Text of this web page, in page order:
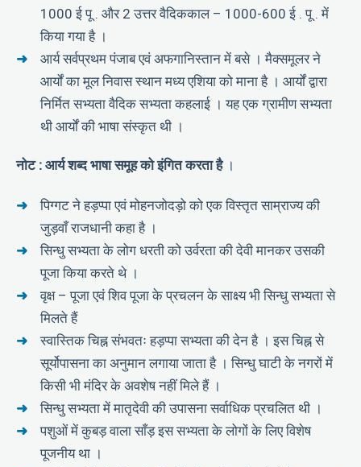
1000 ई पू . और 2 उत्तर वैदिककाल – 1000-600 ई . पू . में
किया गया है ।
आर्य सर्वप्रथम पंजाब एवं अफगानिस्तान में बसे । मैक्समूलर ने
आर्यों का मूल निवास स्थान मध्य एशिया को माना है । आर्यों द्वारा
निर्मित सभ्यता वैदिक सभ्यता कहलाई । यह एक ग्रामीण सभ्यता
थी आर्यों की भाषा संस्कृत थी ।
नोट : आर्य शब्द भाषा समूह को इंगित करता है।
पिग्गट ने हड़प्पा एवं मोहनजोदड़ो को एक विस्तृत साम्राज्य की
जुड़वाँ राजधानी कहा है ।
सिन्धु सभ्यता के लोग धरती को उर्वरता की देवी मानकर उसकी
पूजा किया करते थे ।
वृक्ष – पूजा एवं शिव पूजा के प्रचलन के साक्ष्य भी सिन्धु सभ्यता से
मिलते हैं
स्वास्तिक चिह्न संभवतः हड़प्पा सभ्यता की देन है । इस चिह्न से
सूर्योपासना का अनुमान लगाया जाता है । सिन्धु घाटी के नगरों में
किसी भी मंदिर के अवशेष नहीं मिले हैं ।
सिन्धु सभ्यता में मातृदेवी की उपासना सर्वाधिक प्रचलित थी ।
पशुओं में कुबड़ वाला साँड़ इस सभ्यता के लोगों के लिए विशेष
पूजनीय था ।